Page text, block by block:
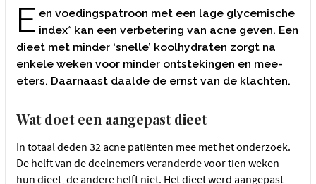
E en voedingspatroon met een lage glycemische
index* kan een verbetering van acne geven. Een
dieet met minder ‘snelle’ koolhydraten zorgt na
enkele weken voor minder ontstekingen en mee-
eters. Daarnaast daalde de ernst van de klachten.
Wat doet een aangepast dieet
In totaal deden 32 acne patiënten mee met het onderzoek.
De helft van de deelnemers veranderde voor tien weken
hun dieet, de andere helft niet. Het dieet werd aangepast